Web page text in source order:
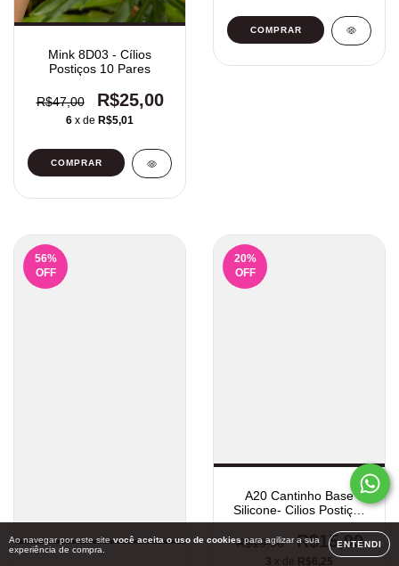
Ao navegar por este site você aceita o uso de cookiespara agilizar a sua
experiência de compra.
ENTENDI
Mink 8D03 - Cílios
Postiços 10 Pares
R$47,00 R$25,00
6 x de R$5,01
56%
OFF
20%
OFF
A20 Cantinho Base
Silicone- Cilios Postiços
5 Pares
R$19,90
R$15,99
3 x de R$6,25